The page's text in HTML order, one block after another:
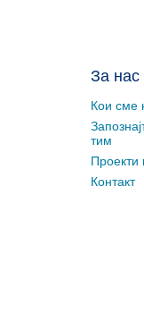
За нас
Кои сме
тим
Проекти
Контакт